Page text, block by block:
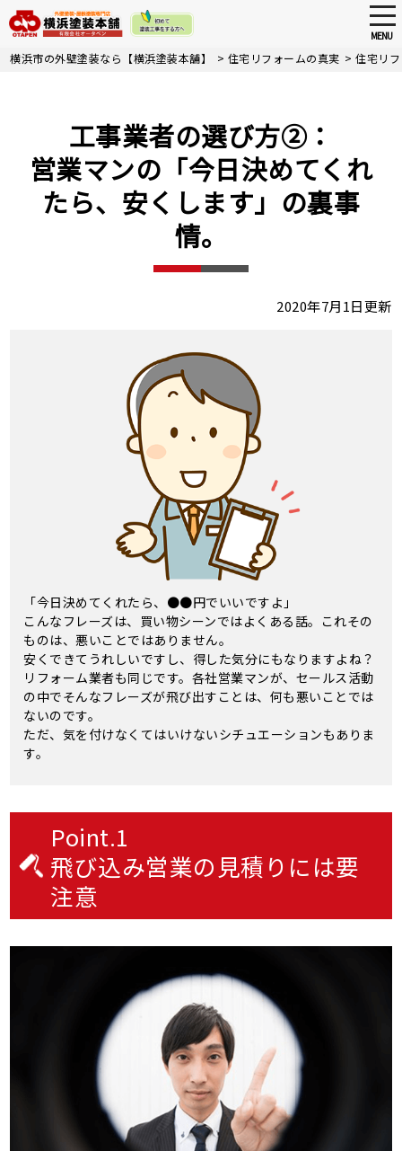
Skip
MENU
横浜市の外壁塗装なら【横浜塗装本舗】 > 住宅リフォームの真実 >住宅リ
工事業者の選び方②：
営業マンの「今日決めてくれ
たら、安くします」の裏事
情。
2020年7月1日更新
「今日決めてくれたら、●●円でいいですよ」
こんなフレーズは、買い物シーンではよくある話。これその
ものは、悪いことではありません。
安くできてうれしいですし、得した気分にもなりますよね？
リフォーム業者も同じです。各社営業マンが、セールス活動
の中でそんなフレーズが飛び出すことは、何も悪いことでは
ないのです。
ただ、気を付けなくてはいけないシチュエーションもありま
す。
Point.1
飛び込み営業の見積りには要
注意